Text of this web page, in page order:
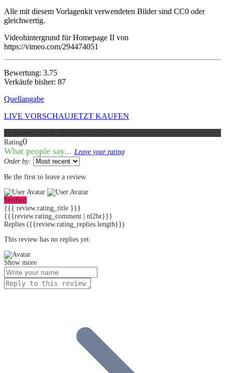
Alle mit diesem Vorlagenkit verwendeten Bilder sind CC0 oder
gleichwertig.
Videohintergrund für Homepage II von
https://vimeo.com/294474051
Bewertung: 3.75
Verkäufe bisher: 87
Quellangabe
LIVE VORSCHAUJETZT KAUFEN
Rating0
What people say... Leave your rating
Order by:
Be the first to leave a review.
Verified
{{{ review.rating_title }}}
{{{review.rating_comment | nl2br}}}
Replies ({{review.rating_replies.length}})
This review has no replies yet.
Show more